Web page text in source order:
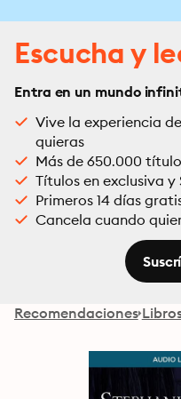
Escucha y
Entra en un mundo
Vive la experiencia
quieras
Más de 650.000
Títulos en exclusiva
Primeros 14 días
Cancela cuando
Recomendaciones